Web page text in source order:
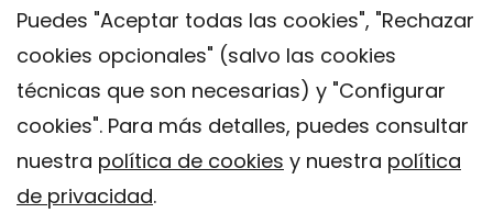
Puedes "Aceptar todas las cookies", "Rechazar
cookies opcionales" (salvo las cookies
técnicas que son necesarias) y "Configurar
cookies". Para más detalles, puedes consultar
nuestra política de cookies y nuestra política
de privacidad.
Contacto
Política de privacidad
Política de Cookies